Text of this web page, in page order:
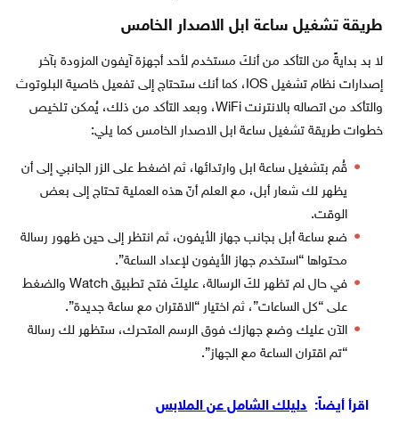
طريقة تشغيل ساعة ابل الاصدار الخامس
لا بد بدايةً من التأكد من أنكَ مستخدم لأحد أجهزة آيفون المزودة بآخر
إصدارات نظام تشغيل IOS، كما أنك ستحتاج إلى تفعيل خاصية البلوتوث
والتأكد من اتصاله بالانترنت WiFi، وبعد التأكد من ذلك، يُمكن تلخيص
خطوات طريقة تشغيل ساعة ابل الاصدار الخامس كما يلي:
قُم بتشغيل ساعة ابل وارتدائها، ثم اضغط على الزر الجانبي إلى أن
يظهر لك شعار أبل، مع العلم أنّ هذه العملية تحتاج إلى بعض
الوقت.
ضع ساعة أبل بجانب جهاز الأيفون، ثم انتظر إلى حين ظهور رسالة
محتواها “استخدم جهاز الأيفون لإعداد الساعة”.
في حال لم تظهر لكَ الرسالة، عليكَ فتح تطبيق Watch والضغط
على “كل الساعات”، ثم اختيار “الاقتران مع ساعة جديدة”.
الآن عليك وضع جهازك فوق الرسم المتحرك، ستظهر لك رسالة
“تم اقتران الساعة مع الجهاز”.
اقرأ أيضاً: دليلك الشامل عن الملابس